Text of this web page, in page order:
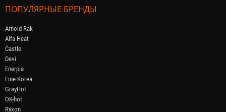
ПОПУЛЯРНЫЕ БРЕНДЫ
Arnold Rak
Alfa Heat
Castle
Devi
Enerpia
Fine Korea
GrayHot
OK-hot
Ryxon